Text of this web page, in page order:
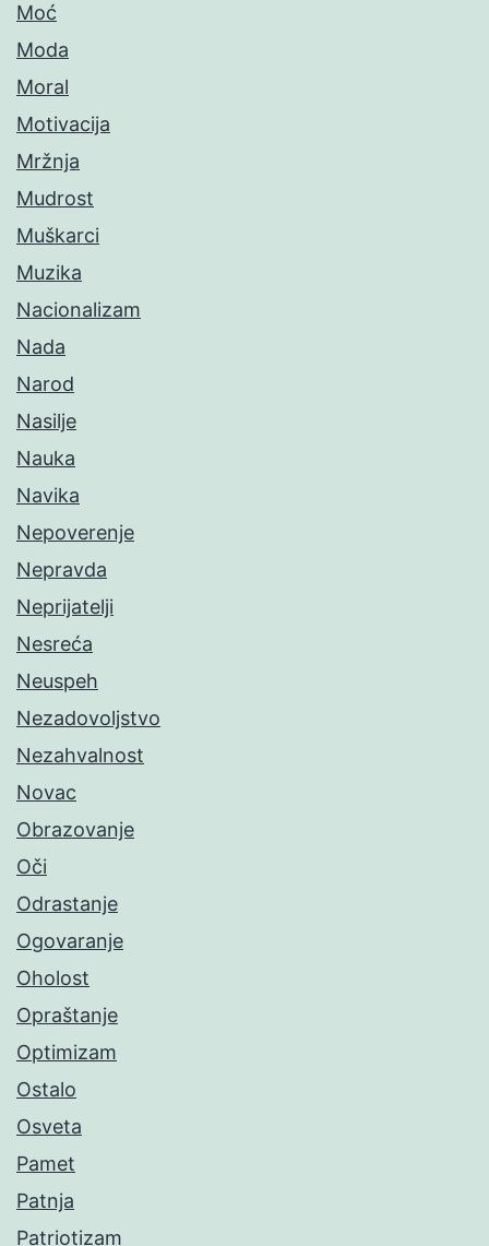
Moć
Moda
Moral
Motivacija
Mržnja
Mudrost
Muškarci
Muzika
Nacionalizam
Nada
Narod
Nasilje
Nauka
Navika
Nepoverenje
Nepravda
Neprijatelji
Nesreća
Neuspeh
Nezadovoljstvo
Nezahvalnost
Novac
Obrazovanje
Oči
Odrastanje
Ogovaranje
Oholost
Opraštanje
Optimizam
Ostalo
Osveta
Pamet
Patnja
Patriotizam